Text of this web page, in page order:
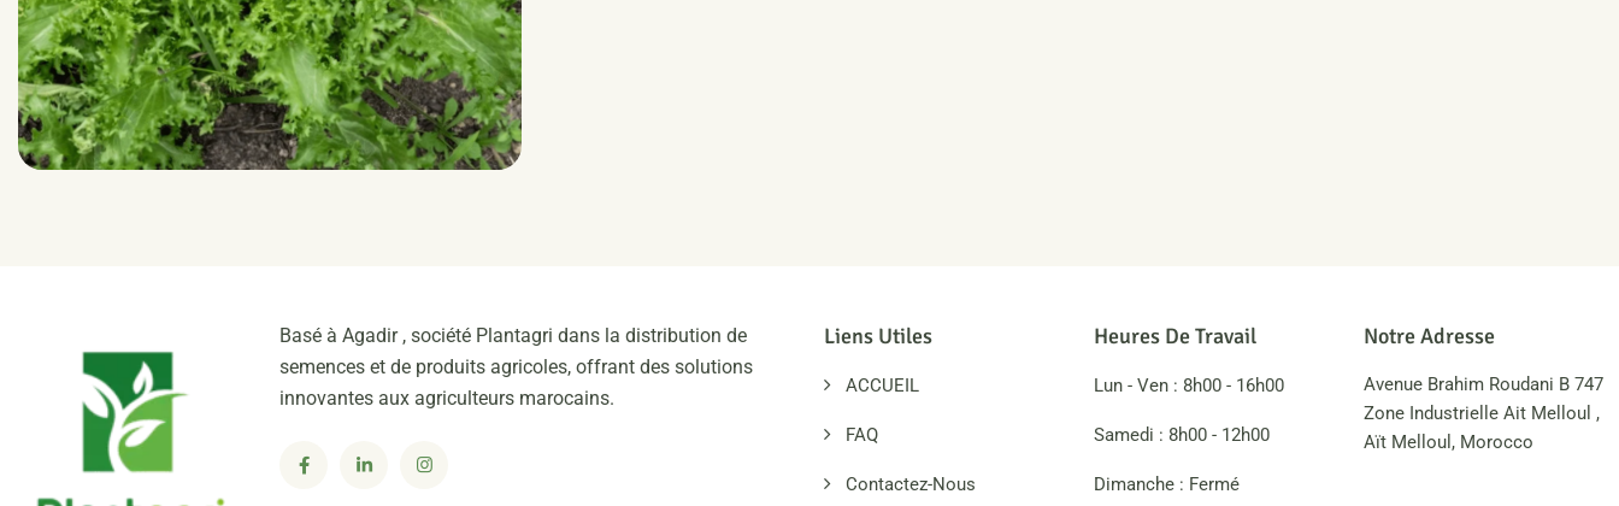
Basé à Agadir , société Plantagri dans la distribution de
semences et de produits agricoles, offrant des solutions
innovantes aux agriculteurs marocains.
Liens Utiles
ACCUEIL
FAQ
Contactez-Nous
Heures De Travail
Lun - Ven : 8h00 - 16h00
Samedi : 8h00 - 12h00
Dimanche : Fermé
Notre Adresse
Avenue Brahim Roudani B 747
Zone Industrielle Ait Melloul ,
Aït Melloul, Morocco